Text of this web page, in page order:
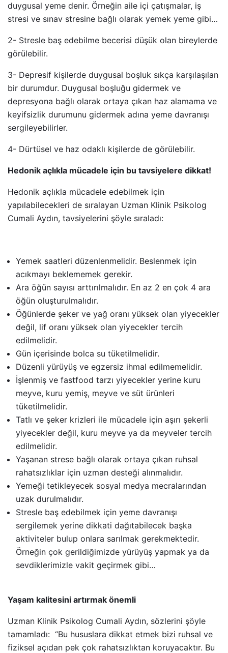
duygusal yeme denir. Örneğin aile içi çatışmalar, iş
stresi ve sınav stresine bağlı olarak yemek yeme gibi…
2- Stresle baş edebilme becerisi düşük olan bireylerde
görülebilir.
3- Depresif kişilerde duygusal boşluk sıkça karşılaşılan
bir durumdur. Duygusal boşluğu gidermek ve
depresyona bağlı olarak ortaya çıkan haz alamama ve
keyifsizlik durumunu gidermek adına yeme davranışı
sergileyebilirler.
4- Dürtüsel ve haz odaklı kişilerde de görülebilir.
Hedonik açlıkla mücadele için bu tavsiyelere dikkat!
Hedonik açlıkla mücadele edebilmek için
yapılabilecekleri de sıralayan Uzman Klinik Psikolog
Cumali Aydın, tavsiyelerini şöyle sıraladı:
Yemek saatleri düzenlenmelidir. Beslenmek için
acıkmayı beklememek gerekir.
Ara öğün sayısı arttırılmalıdır. En az 2 en çok 4 ara
öğün oluşturulmalıdır.
Öğünlerde şeker ve yağ oranı yüksek olan yiyecekler
değil, lif oranı yüksek olan yiyecekler tercih
edilmelidir.
Gün içerisinde bolca su tüketilmelidir.
Düzenli yürüyüş ve egzersiz ihmal edilmemelidir.
İşlenmiş ve fastfood tarzı yiyecekler yerine kuru
meyve, kuru yemiş, meyve ve süt ürünleri
tüketilmelidir.
Tatlı ve şeker krizleri ile mücadele için aşırı şekerli
yiyecekler değil, kuru meyve ya da meyveler tercih
edilmelidir.
Yaşanan strese bağlı olarak ortaya çıkan ruhsal
rahatsızlıklar için uzman desteği alınmalıdır.
Yemeği tetikleyecek sosyal medya mecralarından
uzak durulmalıdır.
Stresle baş edebilmek için yeme davranışı
sergilemek yerine dikkati dağıtabilecek başka
aktiviteler bulup onlara sarılmak gerekmektedir.
Örneğin çok gerildiğimizde yürüyüş yapmak ya da
sevdiklerimizle vakit geçirmek gibi…
Yaşam kalitesini artırmak önemli
Uzman Klinik Psikolog Cumali Aydın, sözlerini şöyle
tamamladı: “Bu hususlara dikkat etmek bizi ruhsal ve
fiziksel açıdan pek çok rahatsızlıktan koruyacaktır. Bu